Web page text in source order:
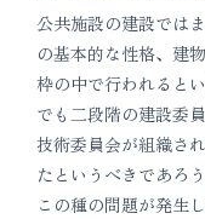
公共施設の建設では
の基本的な性格、建
枠の中で行われると
でも二段階の建設委
技術委員会が組織さ
たというべきであろ
この種の問題が発生